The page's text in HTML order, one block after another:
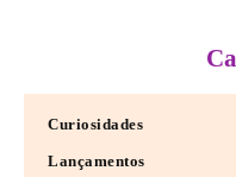
Curiosidades
Lançamentos